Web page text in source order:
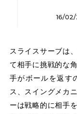
16/
スライスサーブは、テニスにおいてサイドスピンを利用し
て相手に挑戦的な
手がボールを返す
ス、スイングメカ
ーは戦略的に相手